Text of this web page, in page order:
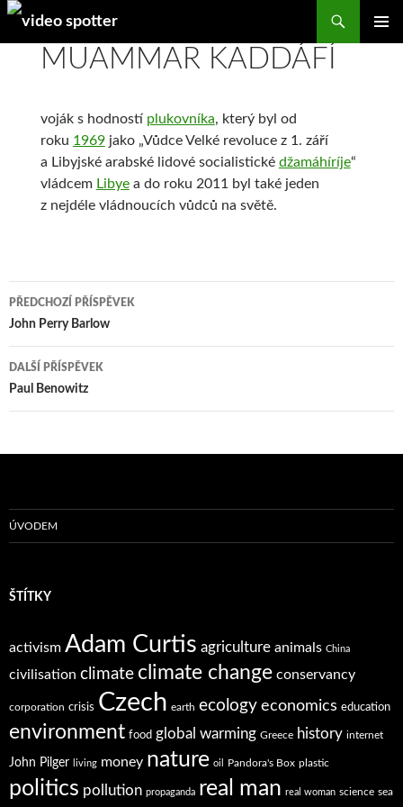
Search
MUAMMAR KADDÁFÍ
voják s hodností plukovníka, který byl od
roku 1969jako „Vůdce Velké revoluce z 1. září
a Libyjské arabské lidové socialistické džamáhíríje“
vládcem Libyea do roku 2011 byl také jeden
z nejdéle vládnoucích vůdců na světě.
Navigace
pro
příspěvky
PŘEDCHOZÍ PŘÍSPĚVEK
John Perry Barlow
DALŠÍ PŘÍSPĚVEK
Paul Benowitz
ÚVODEM
ŠTÍTKY
activism Adam Curtis agriculture animals China
civilisation climate climate change conservancy
corporation crisis Czech earth ecology economics education
environment food global warming Greece history internet
John Pilger living money nature oil Pandora's Box plastic
politics pollution propaganda real man real woman science sea